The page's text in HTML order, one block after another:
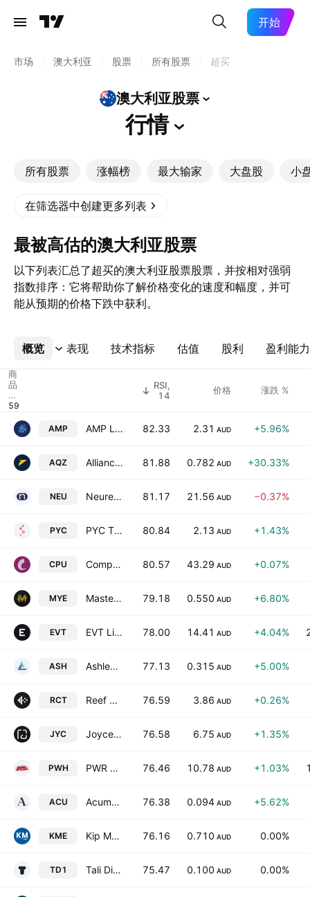
开始
市场 澳大利亚 股票 所有股票 超买
澳大利亚股票
行情
所有股票 涨幅榜 最大输家 大盘股 小
在筛选器中创建更多列表
最被高估的澳大利亚股票
以下列表汇总了超买的澳大利亚股票股票，并按相对强弱
指数排序：它将帮助你了解价格变化的速度和幅度，并可
能从预期的价格下跌中获利。
概览 表现 技术指标 估值 股利 盈利能力
更多
商
品
代
码
RSI,
14
价格 涨跌 %
AMP AMP Limited 82.33 2.31 AUD +5.96%
AQZ Alliance Aviation Services Limited 81.88 0.782 AUD +30.33%
NEU Neuren Pharmaceuticals Limited 81.17 21.56 AUD −0.37%
PYC PYC Therapeutics Limited 80.84 2.13 AUD +1.43%
CPU Computershare Limited 80.57 43.29 AUD +0.07%
MYE Mastermyne Group Limited 79.18 0.550 AUD +6.80%
EVT EVT Limited 78.00 14.41 AUD +4.04%
ASH Ashley Services Group Ltd. 77.13 0.315 AUD +5.00%
RCT Reef Casino Trust 76.59 3.86 AUD +0.26%
JYC Joyce Corporation Ltd 76.58 6.75 AUD +1.35%
PWH PWR Holdings Ltd. 76.46 10.78 AUD +1.03%
ACU Acumentis Group Limited 76.38 0.094 AUD +5.62%
KME Kip McGrath Education Centres Limited 76.16 0.710 AUD 0.00%
TD1 Tali Digital Ltd 75.47 0.100 AUD 0.00%